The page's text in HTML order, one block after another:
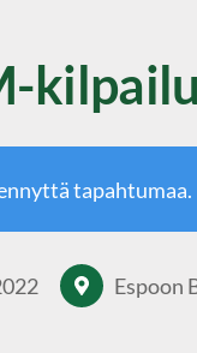
tapahtumaa.
Espoon